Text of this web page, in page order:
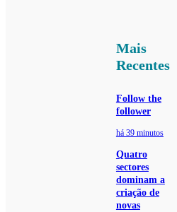
Mais
Recentes
Follow the
follower
há 39 minutos
Quatro
sectores
dominam a
criação de
novas